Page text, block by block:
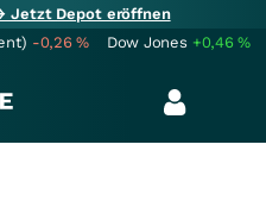
Jetzt Depot eröffnen
-0,26% Dow Jones +0,46%